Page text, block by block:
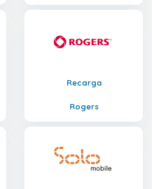
Recarga
Rogers